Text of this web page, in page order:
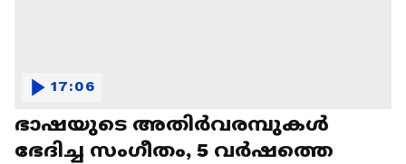
ഭാഷയുടെ അതിർവരമ്പുകൾ
ഭേദിച്ച സംഗീതം, 5 വർഷത്തെ
17:06